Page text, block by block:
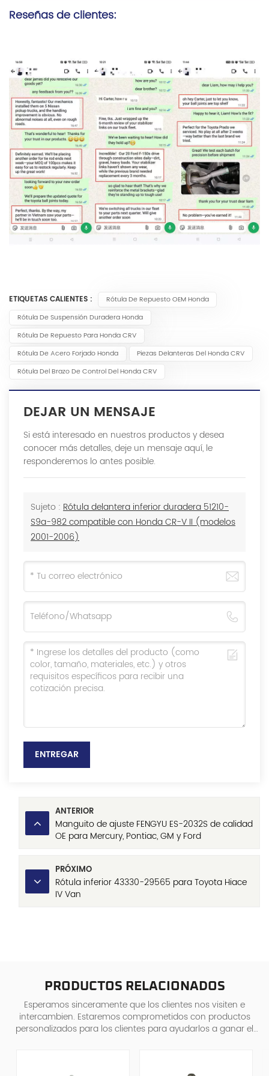
Reseñas de clientes:
ETIQUETAS CALIENTES :
Rótula De Repuesto OEM Honda
Rótula De Suspensión Duradera Honda
Rótula De Repuesto Para Honda CRV
Rótula De Acero Forjado Honda
Piezas Delanteras Del Honda CRV
Rótula Del Brazo De Control Del Honda CRV
DEJAR UN MENSAJE
Si está interesado en nuestros productos y desea
conocer más detalles, deje un mensaje aquí, le
responderemos lo antes posible.
Sujeto : Rótula delantera inferior duradera 51210-
S9a-982 compatible con Honda CR-V II (modelos
2001-2006)
ENTREGAR
ANTERIOR
Manguito de ajuste FENGYU ES-2032S de calidad
OE para Mercury, Pontiac, GM y Ford
PRÓXIMO
Rótula inferior 43330-29565 para Toyota Hiace
IV Van
PRODUCTOS RELACIONADOS
Esperamos sinceramente que los clientes nos visiten e
intercambien. Estaremos comprometidos con productos
personalizados para los clientes para ayudarlos a ganar el